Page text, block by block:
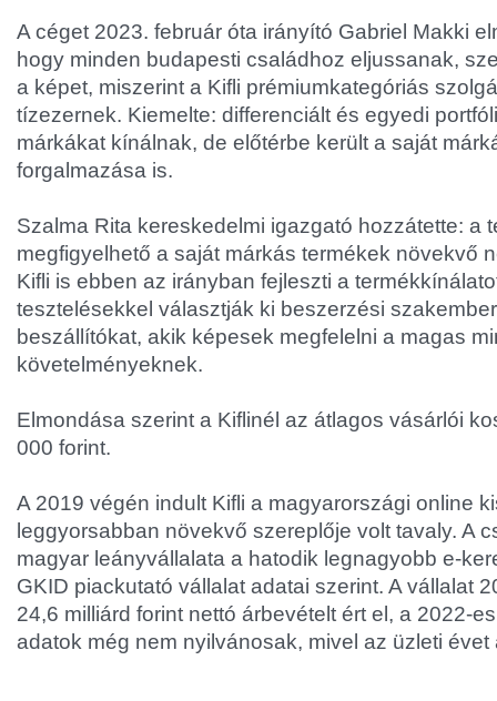
A céget 2023. február óta irányító Gabriel Makki
hogy minden budapesti családhoz eljussanak,
a képet, miszerint a Kifli prémiumkategóriás
tízezernek. Kiemelte: differenciált és egyedi
márkákat kínálnak, de előtérbe került a saját
forgalmazása is.
Szalma Rita kereskedelmi igazgató hozzátette: a
megfigyelhető a saját márkás termékek növekvő
Kifli is ebben az irányban fejleszti a
tesztelésekkel választják ki beszerzési
beszállítókat, akik képesek megfelelni a magas
követelményeknek.
Elmondása szerint a Kiflinél az átlagos vásárlói
000 forint.
A 2019 végén indult Kifli a magyarországi online
leggyorsabban növekvő szereplője volt tavaly. A
magyar leányvállalata a hatodik legnagyobb e-
GKID piackutató vállalat adatai szerint. A vállalat
24,6 milliárd forint nettó árbevételt ért el, a 2022-
adatok még nem nyilvánosak, mivel az üzleti évet